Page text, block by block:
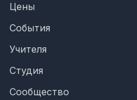
Цены
События
Учителя
Студия
Сообщество